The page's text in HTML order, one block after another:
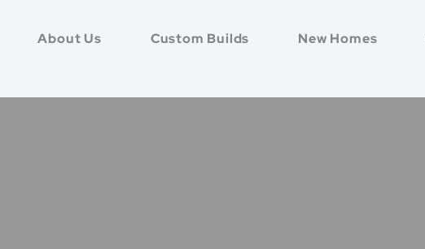
About Us Custom Builds New Homes